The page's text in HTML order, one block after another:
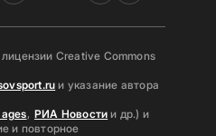
Creative Commons
и указание автора
, РИА Новости и др.) и
и повторное